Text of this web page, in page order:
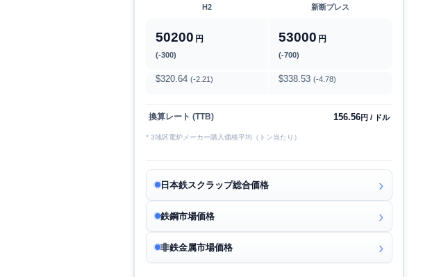
H2 新断プレス
50200 円
(-300)
53000 円
(-700)
$320.64 (-2.21) $338.53 (-4.78)
換算レート (TTB) 156.56円 / ドル
* 3地区電炉メーカー購入価格平均（トン当たり）
日本鉄スクラップ総合価格
鉄鋼市場価格
非鉄金属市場価格